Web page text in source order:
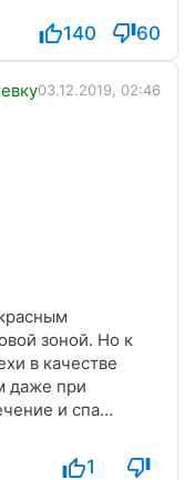
с
понимаю, зачем
до нарзанной
всех порадовала
дни.
и
140 60
03.12.2019, 02:46
зоной. Но к
в качестве
даже при
и спа
и Карловых
1